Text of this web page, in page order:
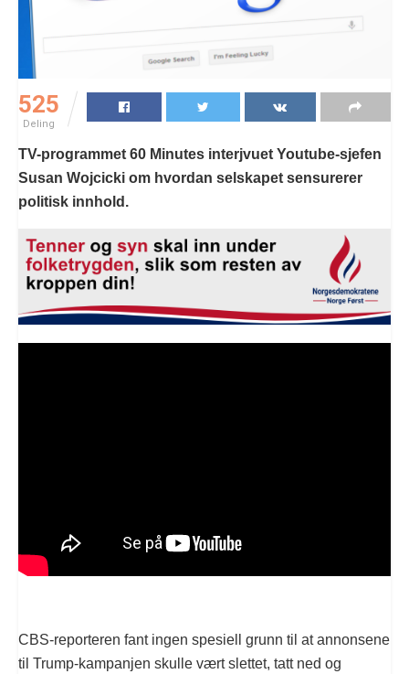
525
Deling
TV-programmet 60 Minutes interjvuet Youtube-sjefen
Susan Wojcicki om hvordan selskapet sensurerer
politisk innhold.
CBS-reporteren fant ingen spesiell grunn til at annonsene
til Trump-kampanjen skulle vært slettet, tatt ned og